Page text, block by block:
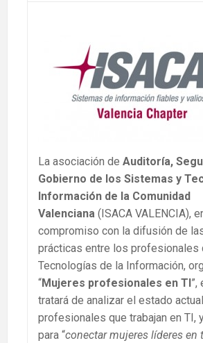
La asociación de Auditoría,
Gobierno de los Sistemas y
Información de la Comunidad
Valenciana (ISACA VALENCIA),
compromiso con la difusión de
prácticas entre los profesionales
Tecnologías de la Información,
“Mujeres profesionales en TI ”,
tratará de analizar el estado
profesionales que trabajan en TI,
para “conectar mujeres líderes en